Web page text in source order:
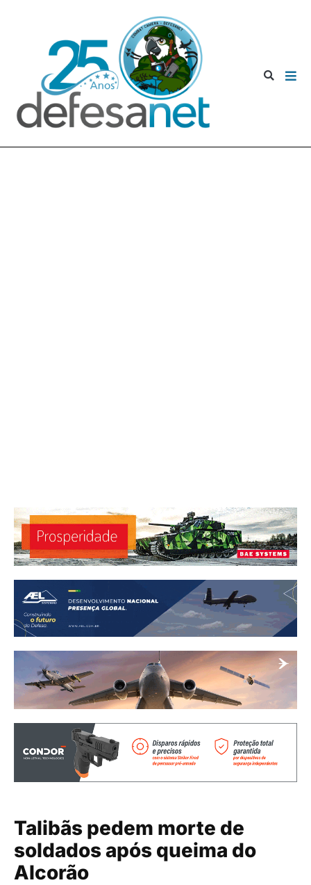
Talibãs pedem morte de
soldados após queima do
Alcorão